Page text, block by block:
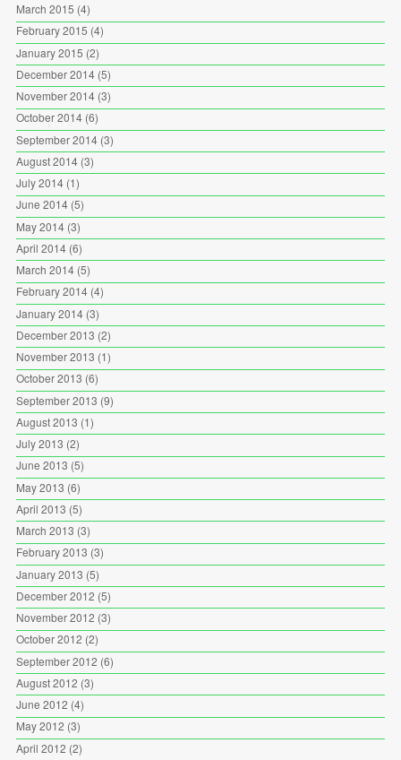
March 2015 (4)
February 2015 (4)
January 2015 (2)
December 2014(5)
November 2014(3)
October 2014(6)
September 2014(3)
August 2014(3)
July 2014(1)
June 2014(5)
May 2014(3)
April 2014(6)
March 2014(5)
February 2014(4)
January 2014(3)
December 2013 (2)
November 2013 (1)
October 2013 (6)
September 2013 (9)
August 2013 (1)
July 2013 (2)
June 2013 (5)
May 2013 (6)
April 2013 (5)
March 2013 (3)
February 2013 (3)
January 2013 (5)
December 2012 (5)
November 2012 (3)
October 2012 (2)
September 2012 (6)
August 2012 (3)
June 2012 (4)
May 2012 (3)
April 2012 (2)